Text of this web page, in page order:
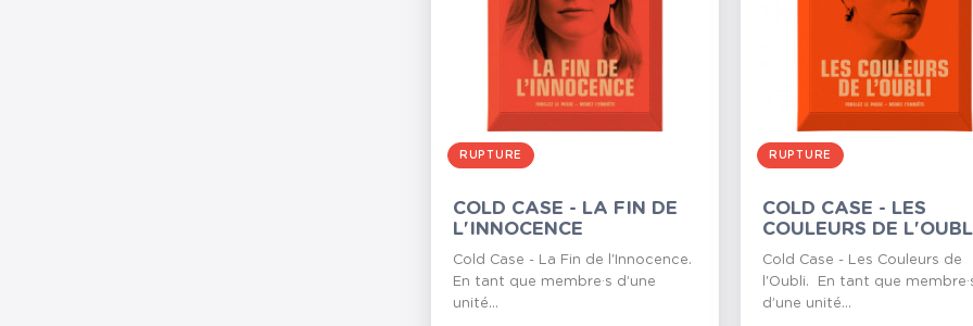
RUPTURE
COLD CASE - LA FIN DE
L'INNOCENCE
Cold Case - La Fin de l'Innocence.
En tant que membre·s d’une
unité...
RUPTURE
COLD CASE - LES
COULEURS DE
Cold Case - Les Couleurs de
l'Oubli. En tant que
d’une unité...